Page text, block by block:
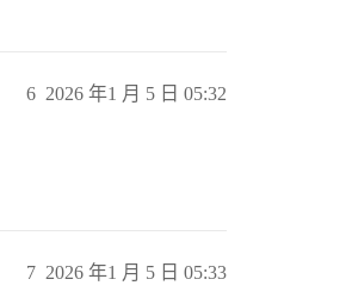
2026 年1 月 5 日 05:32
6
2026 年1 月 5 日 05:33
7